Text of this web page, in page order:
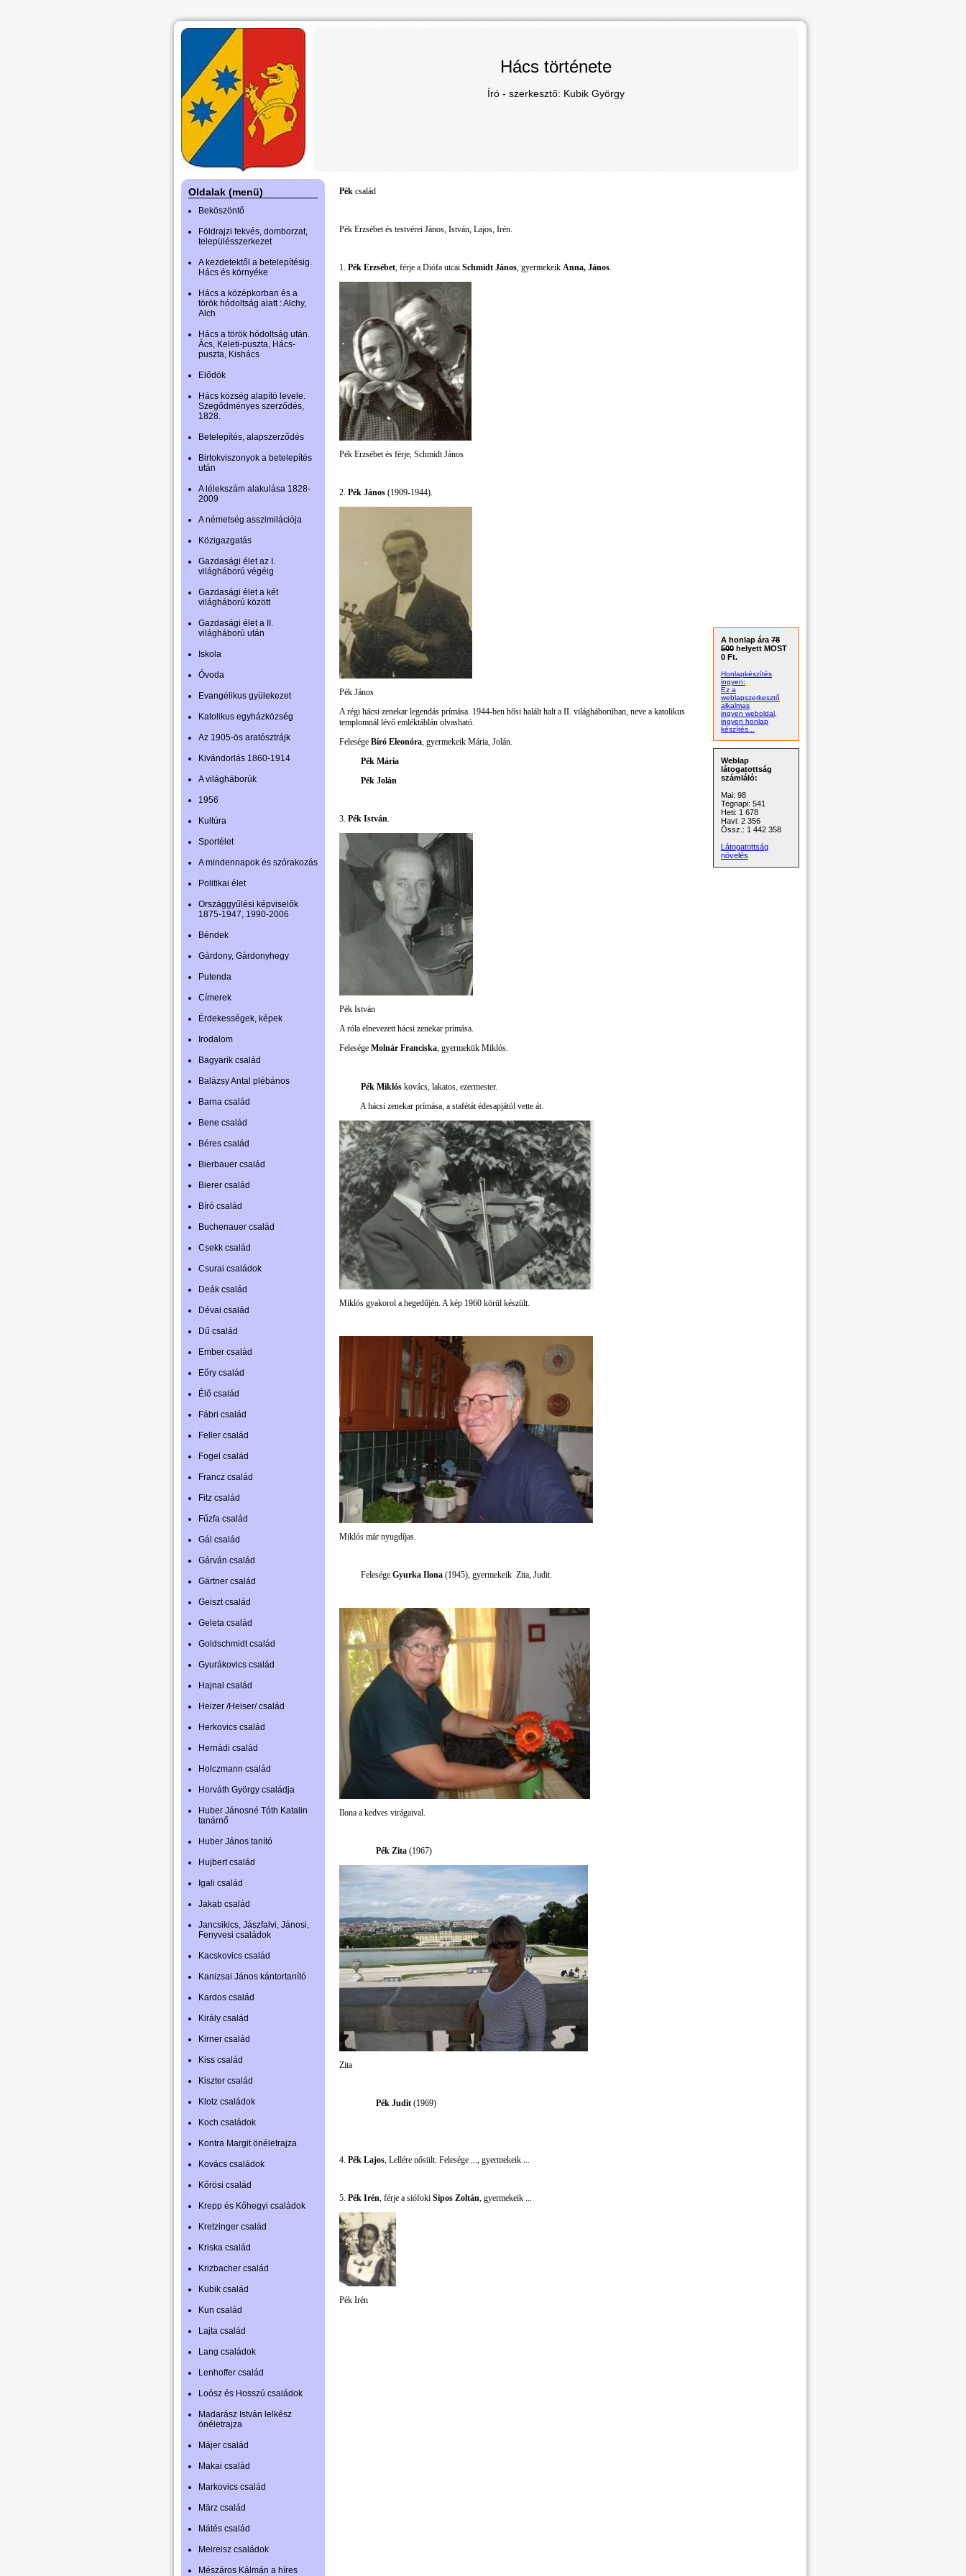
Hács története
Író - szerkesztő: Kubik György
Oldalak (menü)
Beköszöntő
Földrajzi fekvés, domborzat,
településszerkezet
A kezdetektől a betelepítésig.
Hács és környéke
Hács a középkorban és a
török hódoltság alatt : Alchy,
Alch
Hács a török hódoltság után.
Ács, Keleti-puszta, Hács-
puszta, Kishács
Elődök
Hács község alapító levele.
Szegődményes szerződés,
1828.
Betelepítés, alapszerződés
Birtokviszonyok a betelepítés
után
A lélekszám alakulása 1828-
2009
A németség asszimilációja
Közigazgatás
Gazdasági élet az I.
világháború végéig
Gazdasági élet a két
világháború között
Gazdasági élet a II.
világháború után
Iskola
Óvoda
Evangélikus gyülekezet
Katolikus egyházközség
Az 1905-ös aratósztrájk
Kivándorlás 1860-1914
A világháborúk
1956
Kultúra
Sportélet
A mindennapok és szórakozás
Politikai élet
Országgyűlési képviselők
1875-1947, 1990-2006
Béndek
Gárdony, Gárdonyhegy
Putenda
Címerek
Érdekességek, képek
Irodalom
Bagyarik család
Balázsy Antal plébános
Barna család
Bene család
Béres család
Bierbauer család
Bierer család
Bíró család
Buchenauer család
Csekk család
Csurai családok
Deák család
Dévai család
Dű család
Ember család
Eőry család
Élő család
Fábri család
Feller család
Fogel család
Francz család
Fitz család
Fűzfa család
Gál család
Gárván család
Gärtner család
Geiszt család
Geleta család
Goldschmidt család
Gyurákovics család
Hajnal család
Heizer /Heiser/ család
Herkovics család
Hernádi család
Holczmann család
Horváth György családja
Huber Jánosné Tóth Katalin
tanárnő
Huber János tanító
Hujbert család
Igali család
Jakab család
Jancsikics, Jászfalvi, Jánosi,
Fenyvesi családok
Kacskovics család
Kanizsai János kántortanító
Kardos család
Király család
Kirner család
Kiss család
Kiszter család
Klotz családok
Koch családok
Kontra Margit önéletrajza
Kovács családok
Kőrösi család
Krepp és Kőhegyi családok
Kretzinger család
Kriska család
Krizbacher család
Kubik család
Kun család
Lajta család
Lang családok
Lenhoffer család
Loósz és Hosszú családok
Madarász István lelkész
önéletrajza
Májer család
Makai család
Markovics család
März család
Mátés család
Meireisz családok
Mészáros Kálmán a híres
Pék család
Pék Erzsébet és testvérei János, István, Lajos, Irén.
1. Pék Erzsébet, férje a Diófa utcai Schmidt János, gyermekeik Anna, János.
Pék Erzsébet és férje, Schmidt János
2. Pék János (1909-1944).
Pék János
A régi hácsi zenekar legendás prímása. 1944-ben hősi halált halt a II. világháborúban, neve a katolikus
templomnál lévő emléktáblán olvasható.
Felesége Bíró Eleonóra, gyermekeik Mária, Jolán.
Pék Mária
Pék Jolán
3. Pék István.
Pék István
A róla elnevezett hácsi zenekar prímása.
Felesége Molnár Franciska, gyermekük Miklós.
Pék Miklós kovács, lakatos, ezermester.
A hácsi zenekar prímása, a stafétát édesapjától vette át.
Miklós gyakorol a hegedűjén. A kép 1960 körül készült.
Miklós már nyugdíjas.
Felesége Gyurka Ilona (1945), gyermekeik Zita, Judit.
Ilona a kedves virágaival.
Pék Zita (1967)
Zita
Pék Judit (1969)
4. Pék Lajos, Lellére nősült. Felesége ..., gyermekeik ...
5. Pék Irén, férje a siófoki Sipos Zoltán, gyermekeik ...
Pék Irén
A honlap ára 78
500 helyett MOST
0 Ft.
Honlapkészítés
ingyen:
Ez a
weblapszerkesztő
alkalmas
ingyen weboldal,
ingyen honlap
készítés...
Weblap
látogatottság
számláló:
Mai: 98
Tegnapi: 541
Heti: 1 678
Havi: 2 356
Össz.: 1 442 358
Látogatottság
növelés